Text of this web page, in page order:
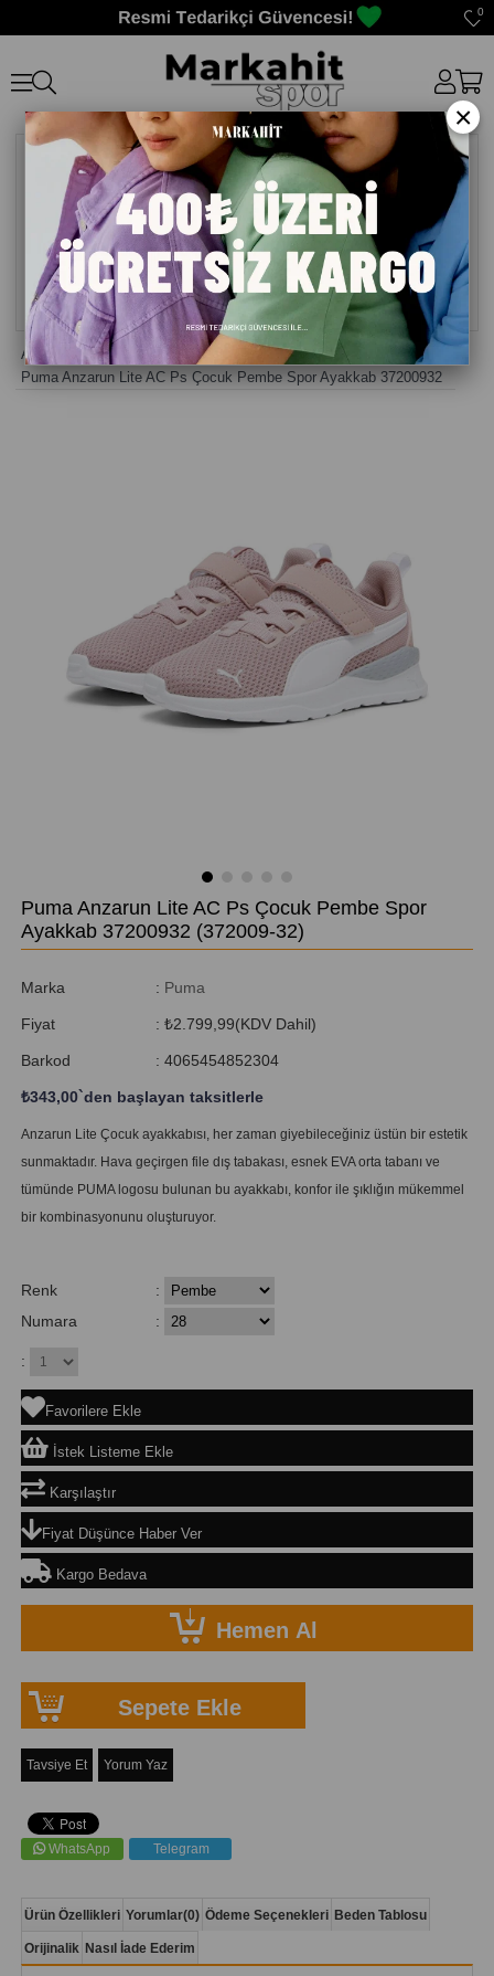
0
Anasayfa> Kız Çocuk Ayakkabısı
Puma Anzarun Lite AC Ps Çocuk Pembe Spor Ayakkab 37200932
Puma Anzarun Lite AC Ps Çocuk Pembe Spor
Ayakkab 37200932 (372009-32)
Marka : Puma
Fiyat : ₺2.799,99(KDV Dahil)
Barkod : 4065454852304
₺343,00`den başlayan taksitlerle
Anzarun Lite Çocuk ayakkabısı, her zaman giyebileceğiniz üstün bir estetik
sunmaktadır. Hava geçirgen file dış tabakası, esnek EVA orta tabanı ve
tümünde PUMA logosu bulunan bu ayakkabı, konfor ile şıklığın mükemmel
bir kombinasyonunu oluşturuyor.
Renk
:
Numara
:
:
Favorilere Ekle
İstek Listeme Ekle
Karşılaştır
Fiyat Düşünce Haber Ver
Kargo Bedava
Tavsiye Et Yorum Yaz
WhatsApp Telegram
Ürün Özellikleri Yorumlar(0) Ödeme Seçenekleri Beden Tablosu
Orijinalik Nasıl İade Ederim
×